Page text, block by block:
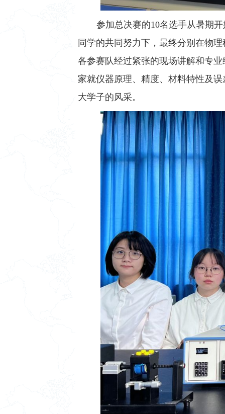
参加总决赛的10名选手从暑期
同学的共同努力下，最终分别在物
各参赛队经过紧张的现场讲解和专
家就仪器原理、精度、材料特性及
大学子的风采。